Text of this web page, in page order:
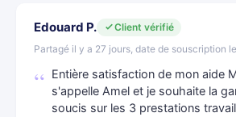
Edouard P.
Client vérifié
Partagé il y a 27 jours, date de souscription
Entière satisfaction de mon aide
s'appelle Amel et je souhaite la
soucis sur les 3 prestations